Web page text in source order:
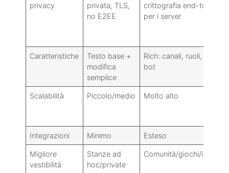
privacy
privata, TLS,
no E2EE
crittografia end-to-end
per i server
Caratteristiche
Testo base +
modifica
semplice
Rich: canali, ruoli, voce,
bot
Scalabilità Piccolo/medio Molto alto
Integrazioni Minimo Esteso
Migliore
vestibilità
Stanze ad
hoc/private
Comunità/giochi/